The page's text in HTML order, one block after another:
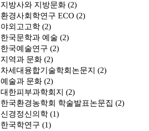
지방사와 지방문화 (2)
환경사회학연구 ECO (2)
야외고고학 (2)
한국문학과 예술 (2)
한국예술연구 (2)
지역과 문화 (2)
차세대융합기술학회논문지 (2)
예술과 문화 (2)
대한피부과학회지 (2)
한국환경농학회 학술발표논문집 (2)
신경정신의학 (1)
한국학연구 (1)